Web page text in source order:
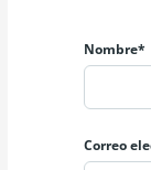
baño común
Buhardilla
o habitación
Nombre*
Correo